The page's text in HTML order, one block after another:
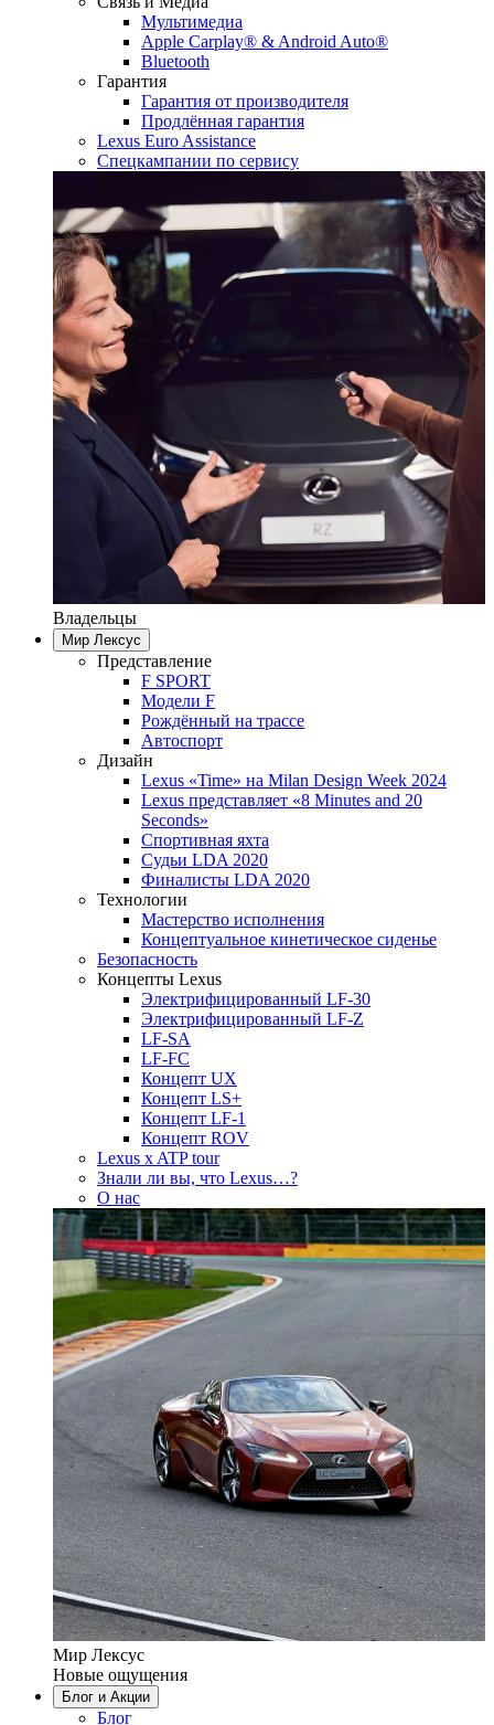
Мультимедиа
Apple Carplay® & Android Auto®
Bluetooth
Гарантия
Гарантия от производителя
Продлённая гарантия
Lexus Euro Assistance
Спецкампании по сервису
Владельцы
Мир Лексус
Представление
F SPORT
Модели F
Рождённый на трассе
Автоспорт
Дизайн
Lexus «Time» на Milan Design Week 2024
Lexus представляет «8 Minutes and 20
Seconds»
Спортивная яхта
Судьи LDA 2020
Финалисты LDA 2020
Технологии
Мастерство исполнения
Концептуальное кинетическое сиденье
Безопасность
Концепты Lexus
Электрифицированный LF-30
Электрифицированный LF-Z
LF-SA
LF-FC
Концепт UX
Концепт LS+
Концепт LF-1
Концепт ROV
Lexus x ATP tour
Знали ли вы, что Lexus…?
О нас
Мир Лексус
Новые ощущения
Блог и Акции
Блог